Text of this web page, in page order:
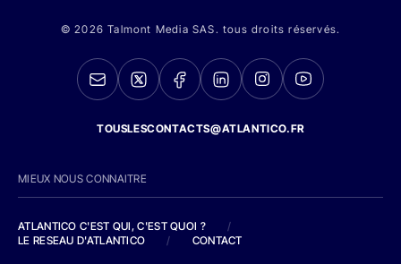
© 2026 Talmont Media SAS. tous droits réservés.
TOUSLESCONTACTS@ATLANTICO.FR
MIEUX NOUS CONNAITRE
ATLANTICO C'EST QUI, C'EST QUOI ?
/
LE RESEAU D'ATLANTICO
/ CONTACT